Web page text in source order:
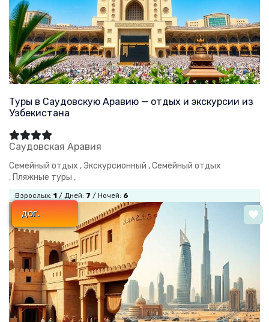
Туры в Саудовскую Аравию — отдых и экскурсии из
Узбекистана
Саудовская Аравия
Семейный отдых ,Экскурсионный ,Семейный отдых
, Пляжные туры ,
Взрослых: 1 / Дней: 7 / Ночей: 6
дог.